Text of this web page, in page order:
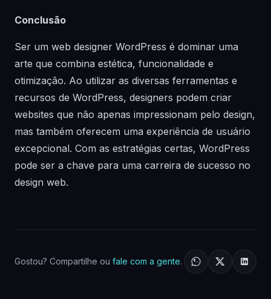
Conclusão
Ser um web designer WordPress é dominar uma
arte que combina estética, funcionalidade e
otimização. Ao utilizar as diversas ferramentas e
recursos de WordPress, designers podem criar
websites que não apenas impressionam pelo design,
mas também oferecem uma experiência de usuário
excepcional. Com as estratégias certas, WordPress
pode ser a chave para uma carreira de sucesso no
design web.
Gostou? Compartilhe ou fale com a gente.